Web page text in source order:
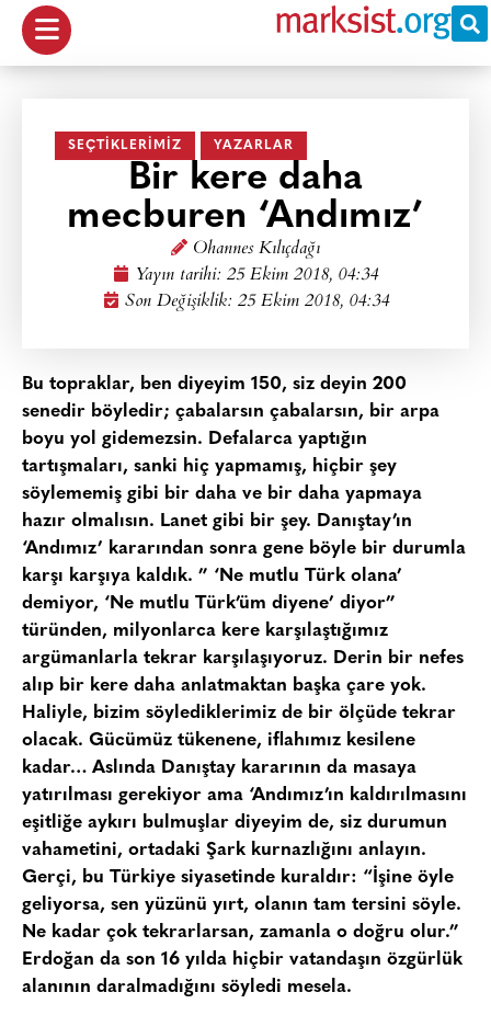
SEÇTIKLERIMIZ YAZARLAR
Bir kere daha
mecburen ‘Andımız’
Ohannes Kılıçdağı
Yayın tarihi: 25 Ekim 2018, 04:34
Son Değişiklik: 25 Ekim 2018, 04:34
Bu topraklar, ben diyeyim 150, siz deyin 200
senedir böyledir; çabalarsın çabalarsın, bir arpa
boyu yol gidemezsin. Defalarca yaptığın
tartışmaları, sanki hiç yapmamış, hiçbir şey
söylememiş gibi bir daha ve bir daha yapmaya
hazır olmalısın. Lanet gibi bir şey. Danıştay’ın
‘Andımız’ kararından sonra gene böyle bir durumla
karşı karşıya kaldık. ” ‘Ne mutlu Türk olana’
demiyor, ‘Ne mutlu Türk’üm diyene’ diyor”
türünden, milyonlarca kere karşılaştığımız
argümanlarla tekrar karşılaşıyoruz. Derin bir nefes
alıp bir kere daha anlatmaktan başka çare yok.
Haliyle, bizim söylediklerimiz de bir ölçüde tekrar
olacak. Gücümüz tükenene, iflahımız kesilene
kadar… Aslında Danıştay kararının da masaya
yatırılması gerekiyor ama ‘Andımız’ın kaldırılmasını
eşitliğe aykırı bulmuşlar diyeyim de, siz durumun
vahametini, ortadaki Şark kurnazlığını anlayın.
Gerçi, bu Türkiye siyasetinde kuraldır: “İşine öyle
geliyorsa, sen yüzünü yırt, olanın tam tersini söyle.
Ne kadar çok tekrarlarsan, zamanla o doğru olur.”
Erdoğan da son 16 yılda hiçbir vatandaşın özgürlük
alanının daralmadığını söyledi mesela.